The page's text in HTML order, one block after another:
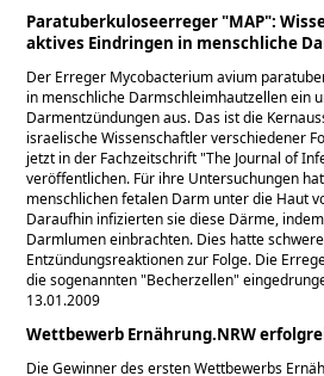
Paratuberkuloseerreger "MAP":
aktives Eindringen in menschliche
Der Erreger Mycobacterium avium
in menschliche Darmschleimhautzellen ein
Darmentzündungen aus. Das ist die
israelische Wissenschaftler verschiedener
jetzt in der Fachzeitschrift The Journal of
veröffentlichen. Für ihre Untersuchungen
menschlichen fetalen Darm unter die Haut
Daraufhin infizierten sie diese Därme,
Darmlumen einbrachten. Dies hatte
Entzündungsreaktionen zur Folge. Die
die sogenannten Becherzellen
13.01.2009
Wettbewerb Ernährung.NRW
Die Gewinner des ersten Wettbewerbs